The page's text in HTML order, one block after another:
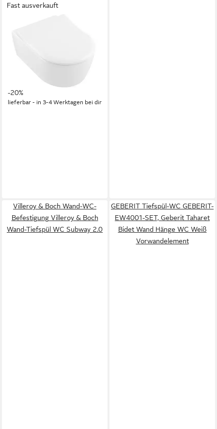
Fast ausverkauft
Absenkautomatik, D-Form
SlimSeat, Weiß Alpin
ab 125,00 €
156,00 €
-20%
lieferbar - in 3-4 Werktagen bei dir
Villeroy & Boch Wand-WC-
Befestigung Villeroy & Boch
Wand-Tiefspül WC Subway 2.0
GEBERIT Tiefspül-WC GEBERIT-
EW4001-SET, Geberit Taharet
Bidet Wand Hänge WC Weiß
Vorwandelement